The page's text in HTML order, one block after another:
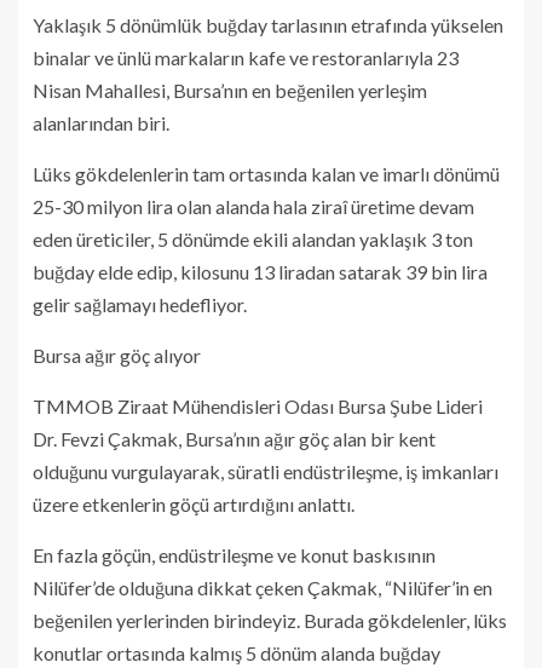
Yaklaşık 5 dönümlük buğday tarlasının etrafında yükselen
binalar ve ünlü markaların kafe ve restoranlarıyla 23
Nisan Mahallesi, Bursa’nın en beğenilen yerleşim
alanlarından biri.
Lüks gökdelenlerin tam ortasında kalan ve imarlı dönümü
25-30 milyon lira olan alanda hala ziraî üretime devam
eden üreticiler, 5 dönümde ekili alandan yaklaşık 3 ton
buğday elde edip, kilosunu 13 liradan satarak 39 bin lira
gelir sağlamayı hedefliyor.
Bursa ağır göç alıyor
TMMOB Ziraat Mühendisleri Odası Bursa Şube Lideri
Dr. Fevzi Çakmak, Bursa’nın ağır göç alan bir kent
olduğunu vurgulayarak, süratli endüstrileşme, iş imkanları
üzere etkenlerin göçü artırdığını anlattı.
En fazla göçün, endüstrileşme ve konut baskısının
Nilüfer’de olduğuna dikkat çeken Çakmak, “Nilüfer’in en
beğenilen yerlerinden birindeyiz. Burada gökdelenler, lüks
konutlar ortasında kalmış 5 dönüm alanda buğday